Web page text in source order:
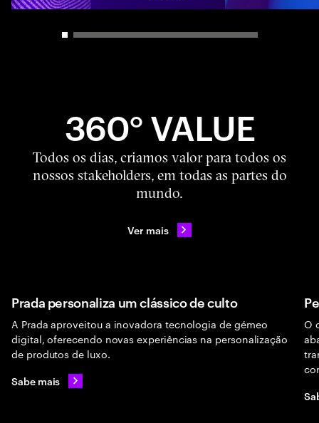
Carousel slider control
360° VALUE
Todos os dias, criamos valor para todos os
nossos stakeholders, em todas as partes do
mundo.
Ver mais
Prada personaliza um clássico de culto
A Prada aproveitou a inovadora tecnologia de gémeo
digital, oferecendo novas experiências na personalização
de produtos de luxo.
Sabe mais
O